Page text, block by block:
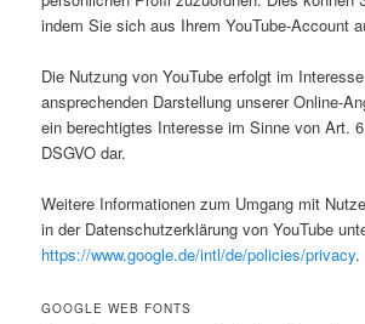
indem Sie sich aus Ihrem YouTube-Account
Die Nutzung von YouTube erfolgt im
ansprechenden Darstellung unserer Online-
ein berechtigtes Interesse im Sinne von Art.
DSGVO dar.
Weitere Informationen zum Umgang mit
in der Datenschutzerklärung von YouTube
https://www.google.de/intl/de/policies/privacy.
GOOGLE WEB FONTS